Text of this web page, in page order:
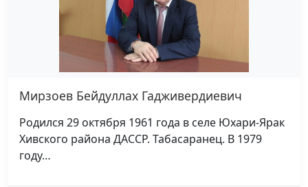
Мирзоев Бейдуллах Гадживердиевич
Родился 29 октября 1961 года в селе Юхари-Ярак
Хивского района ДАССР. Табасаранец. В 1979
году…